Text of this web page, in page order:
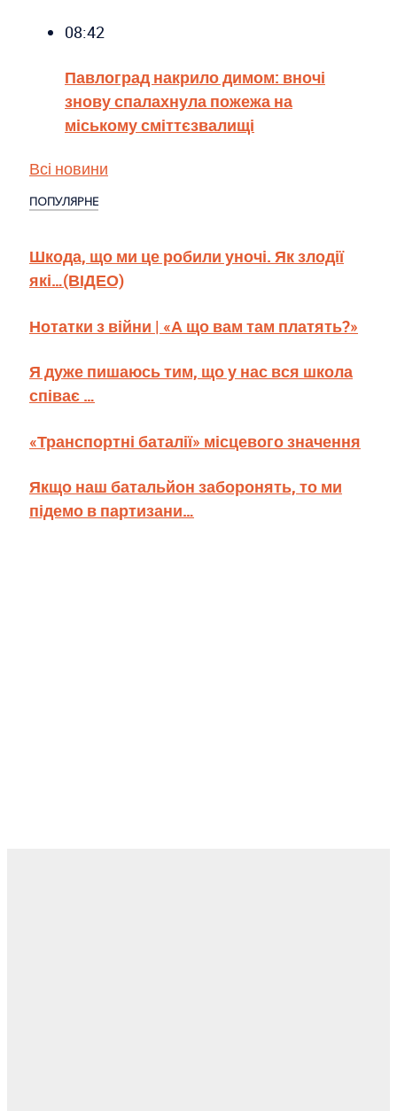
08:42
Павлоград накрило димом: вночі
знову спалахнула пожежа на
міському сміттєзвалищі
Всі новини
ПОПУЛЯРНЕ
Шкода, що ми це робили уночі. Як злодії
які…(ВІДЕО)
Нотатки з війни | «А що вам там платять?»
Я дуже пишаюсь тим, що у нас вся школа
співає …
«Транспортні баталії» місцевого значення
Якщо наш батальйон заборонять, то ми
підемо в партизани…